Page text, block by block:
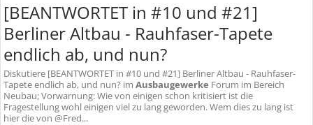
[BEANTWORTET in #10 und #21]
Berliner Altbau - Rauhfaser-Tapete
endlich ab, und nun?
Diskutiere [BEANTWORTET in #10 und #21] Berliner Altbau - Rauhfaser-
Tapete endlich ab, und nun? im Ausbaugewerke Forum im Bereich
Neubau; Vorwarnung: Wie von einigen schon kritisiert ist die
Fragestellung wohl einigen viel zu lang geworden. Wem dies zu lang ist
hier die von @Fred...